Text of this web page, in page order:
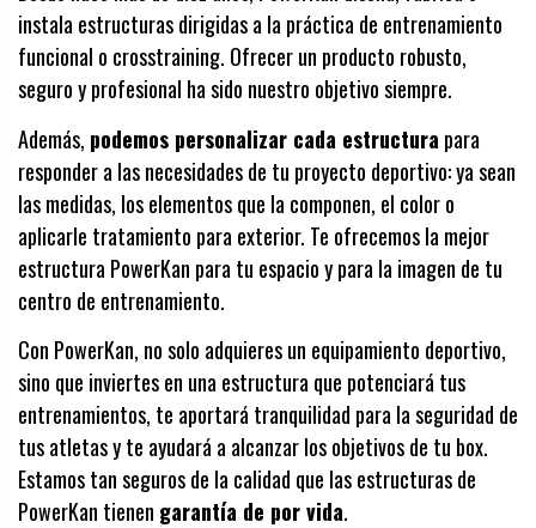
instala estructuras dirigidas a la práctica de entrenamiento
funcional o crosstraining. Ofrecer un producto robusto,
seguro y profesional ha sido nuestro objetivo siempre.
Además, podemos personalizar cada estructura para
responder a las necesidades de tu proyecto deportivo: ya sean
las medidas, los elementos que la componen, el color o
aplicarle tratamiento para exterior. Te ofrecemos la mejor
estructura PowerKan para tu espacio y para la imagen de tu
centro de entrenamiento.
Con PowerKan, no solo adquieres un equipamiento deportivo,
sino que inviertes en una estructura que potenciará tus
entrenamientos, te aportará tranquilidad para la seguridad de
tus atletas y te ayudará a alcanzar los objetivos de tu box.
Estamos tan seguros de la calidad que las estructuras de
PowerKan tienen garantía de por vida.